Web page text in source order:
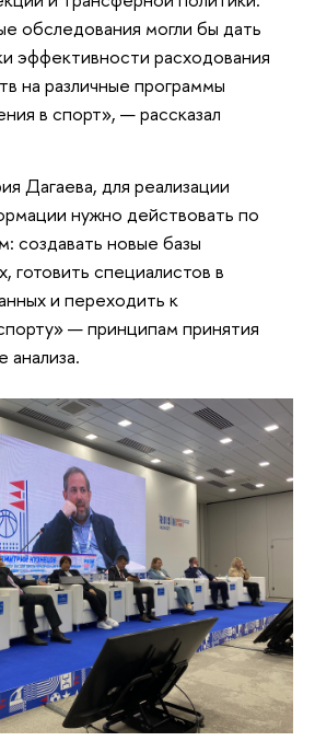
обследования могли бы дать
эффективности расходования
на различные программы
в спорт», — рассказал
Дагаева, для реализации
нужно действовать по
создавать новые базы
готовить специалистов в
и переходить к
— принципам принятия
анализа.